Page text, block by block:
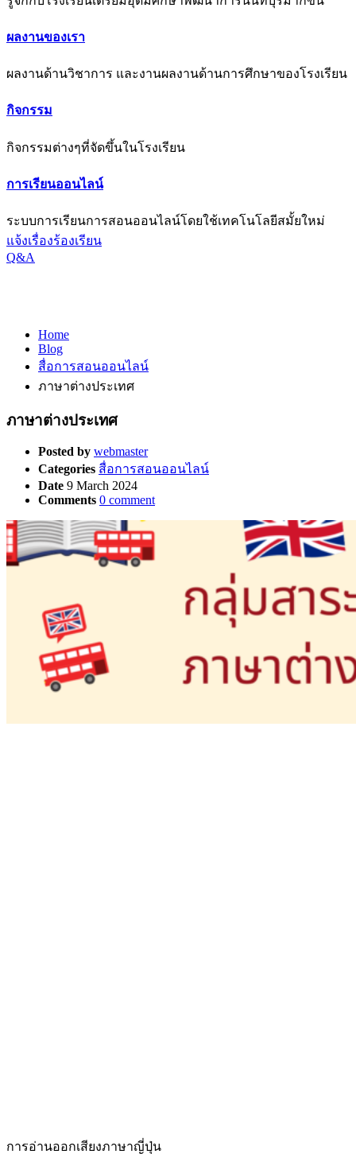
ผลงานของเรา
ผลงานด้านวิชาการ และงานผลงานด้านการศึกษาของโรงเรียน
กิจกรรม
กิจกรรมต่างๆที่จัดขึ้นในโรงเรียน
การเรียนออนไลน์
ระบบการเรียนการสอนออนไลน์โดยใช้เทคโนโลยีสมั้ยใหม่
แจ้งเรื่องร้องเรียน
Q&A
Home
Blog
สื่อการสอนออนไลน์
ภาษาต่างประเทศ
ภาษาต่างประเทศ
Posted by webmaster
Categories สื่อการสอนออนไลน์
Date 9 March 2024
Comments 0 comment
การอ่านออกเสียงภาษาญี่ปุ่น